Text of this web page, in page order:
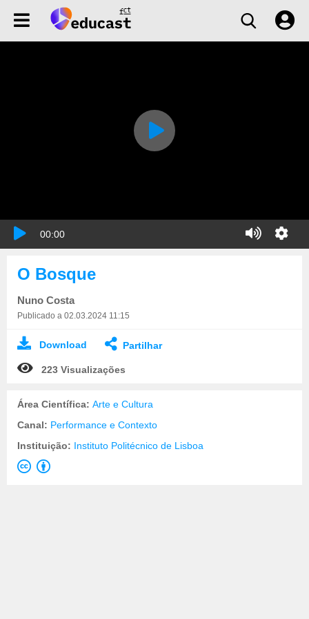
00:00
O Bosque
Nuno Costa
Publicado a 02.03.2024 11:15
Download Partilhar
223 Visualizações
Área Científica: Arte e Cultura
Canal: Performance e Contexto
Instituição: Instituto Politécnico de Lisboa